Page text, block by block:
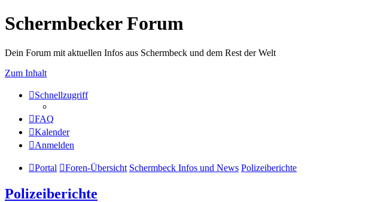
Schermbecker Forum
Dein Forum mit aktuellen Infos aus Schermbeck und dem Rest der Welt
Zum Inhalt
Schnellzugriff
FAQ
Kalender
Anmelden
Portal Foren-Übersicht Schermbeck Infos und News Polizeiberichte
Polizeiberichte